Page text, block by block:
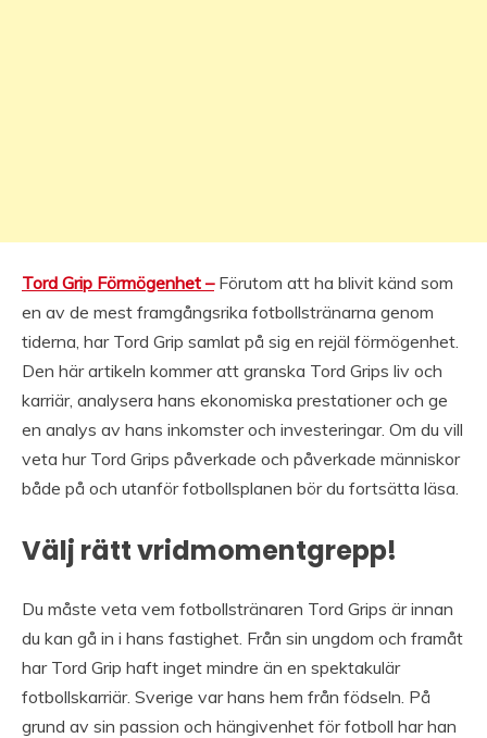
Tord Grip Förmögenhet –Förutom att ha blivit känd som
en av de mest framgångsrika fotbollstränarna genom
tiderna, har Tord Grip samlat på sig en rejäl förmögenhet.
Den här artikeln kommer att granska Tord Grips liv och
karriär, analysera hans ekonomiska prestationer och ge
en analys av hans inkomster och investeringar. Om du vill
veta hur Tord Grips påverkade och påverkade människor
både på och utanför fotbollsplanen bör du fortsätta läsa.
Välj rätt vridmomentgrepp!
Du måste veta vem fotbollstränaren Tord Grips är innan
du kan gå in i hans fastighet. Från sin ungdom och framåt
har Tord Grip haft inget mindre än en spektakulär
fotbollskarriär. Sverige var hans hem från födseln. På
grund av sin passion och hängivenhet för fotboll har han